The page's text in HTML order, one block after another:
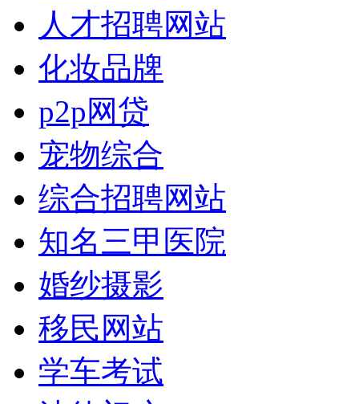
人才招聘网站
化妆品牌
p2p网贷
宠物综合
综合招聘网站
知名三甲医院
婚纱摄影
移民网站
学车考试